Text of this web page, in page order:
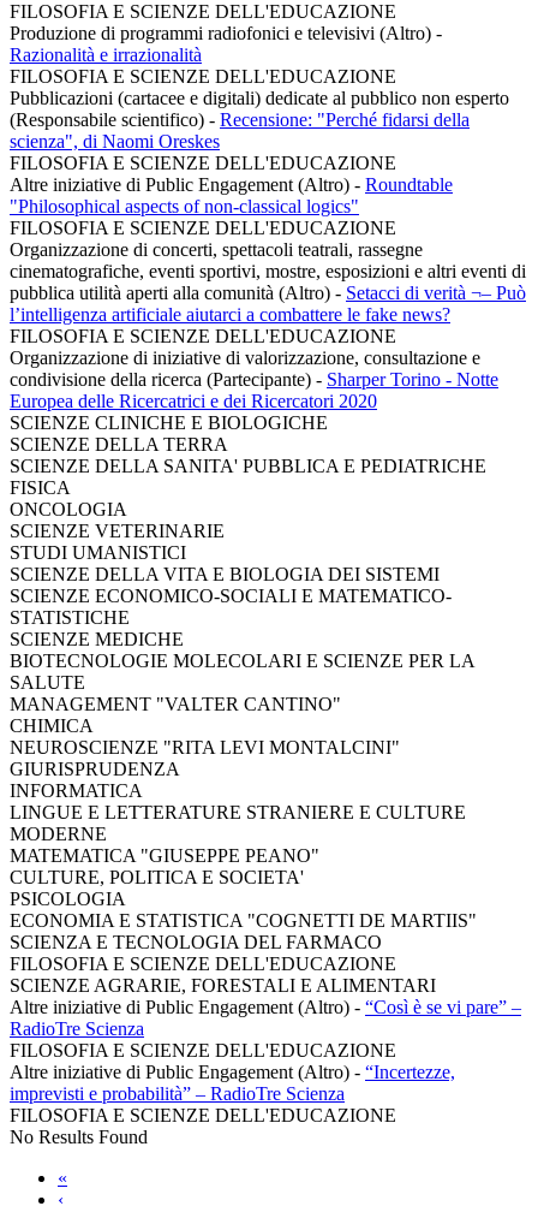
FILOSOFIA E SCIENZE DELL'EDUCAZIONE
Produzione di programmi radiofonici e televisivi (Altro) -
Razionalità e irrazionalità
FILOSOFIA E SCIENZE DELL'EDUCAZIONE
Pubblicazioni (cartacee e digitali) dedicate al pubblico non esperto
(Responsabile scientifico) - Recensione: "Perché fidarsi della
scienza", di Naomi Oreskes
FILOSOFIA E SCIENZE DELL'EDUCAZIONE
Altre iniziative di Public Engagement (Altro) - Roundtable
"Philosophical aspects of non-classical logics"
FILOSOFIA E SCIENZE DELL'EDUCAZIONE
Organizzazione di concerti, spettacoli teatrali, rassegne
cinematografiche, eventi sportivi, mostre, esposizioni e altri eventi di
pubblica utilità aperti alla comunità (Altro) - Setacci di verità ¬– Può
l’intelligenza artificiale aiutarci a combattere le fake news?
FILOSOFIA E SCIENZE DELL'EDUCAZIONE
Organizzazione di iniziative di valorizzazione, consultazione e
condivisione della ricerca (Partecipante) - Sharper Torino - Notte
Europea delle Ricercatrici e dei Ricercatori 2020
SCIENZE CLINICHE E BIOLOGICHE
SCIENZE DELLA TERRA
SCIENZE DELLA SANITA' PUBBLICA E PEDIATRICHE
FISICA
ONCOLOGIA
SCIENZE VETERINARIE
STUDI UMANISTICI
SCIENZE DELLA VITA E BIOLOGIA DEI SISTEMI
SCIENZE ECONOMICO-SOCIALI E MATEMATICO-
STATISTICHE
SCIENZE MEDICHE
BIOTECNOLOGIE MOLECOLARI E SCIENZE PER LA
SALUTE
MANAGEMENT "VALTER CANTINO"
CHIMICA
NEUROSCIENZE "RITA LEVI MONTALCINI"
GIURISPRUDENZA
INFORMATICA
LINGUE E LETTERATURE STRANIERE E CULTURE
MODERNE
MATEMATICA "GIUSEPPE PEANO"
CULTURE, POLITICA E SOCIETA'
PSICOLOGIA
ECONOMIA E STATISTICA "COGNETTI DE MARTIIS"
SCIENZA E TECNOLOGIA DEL FARMACO
FILOSOFIA E SCIENZE DELL'EDUCAZIONE
SCIENZE AGRARIE, FORESTALI E ALIMENTARI
Altre iniziative di Public Engagement (Altro) - “Così è se vi pare” –
RadioTre Scienza
FILOSOFIA E SCIENZE DELL'EDUCAZIONE
Altre iniziative di Public Engagement (Altro) - “Incertezze,
imprevisti e probabilità” – RadioTre Scienza
FILOSOFIA E SCIENZE DELL'EDUCAZIONE
No Results Found
«
‹